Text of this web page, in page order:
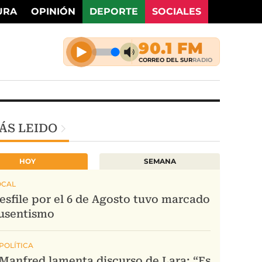
OPINIÓN DEPORTE SOCIALES
LEIDO
HOY SEMANA